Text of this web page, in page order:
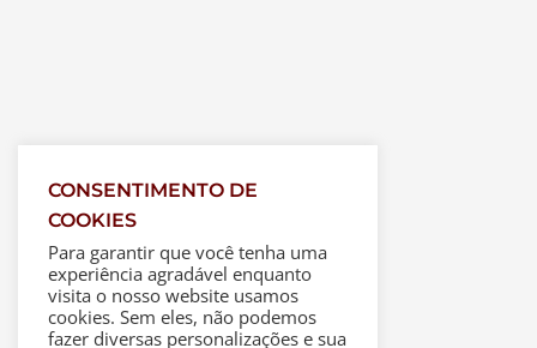
CONSENTIMENTO DE
COOKIES
Para garantir que você tenha uma
experiência agradável enquanto
visita o nosso website usamos
cookies. Sem eles, não podemos
fazer diversas personalizações e sua